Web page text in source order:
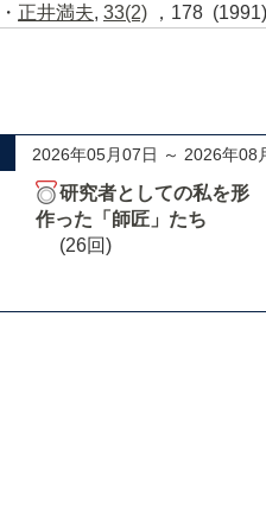
・ 正井満夫, 33(2) ，178
2026年05月07日 ～ 2026年08
研究者としての私を形
作った「師匠」たち
(26回)